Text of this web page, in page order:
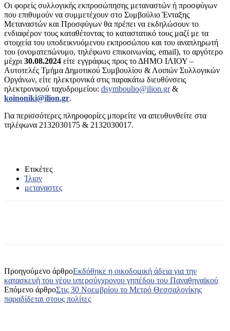
Οι φορείς συλλογικής εκπροσώπησης μεταναστών ή προσφύγων
που επιθυμούν να συμμετέχουν στο Συμβούλιο Ένταξης
Μεταναστών και Προσφύγων θα πρέπει να εκδηλώσουν το
ενδιαφέρον τους καταθέτοντας το καταστατικό τους μαζί με τα
στοιχεία του υποδεικνυόμενου εκπροσώπου και του αναπληρωτή
του (ονοματεπώνυμο, τηλέφωνο επικοινωνίας, email), το αργότερο
μέχρι 30.08.2024 είτε εγγράφως προς το ΔΗΜΟ ΙΛΙΟΥ –
Αυτοτελές Τμήμα Δημοτικού Συμβουλίου & Λοιπών Συλλογικών
Οργάνων, είτε ηλεκτρονικά στις παρακάτω διευθύνσεις
ηλεκτρονικού ταχυδρομείου: dsymboulio@ilion.gr&
koinoniki@ilion.gr.
Για περισσότερες πληροφορίες μπορείτε να απευθυνθείτε στα
τηλέφωνα 2132030175 & 2132030017.
Ετικέτες
Ίλιον
μεταναστες
Προηγούμενο άρθροΕκδόθηκε η οικοδομική άδεια για την
κατασκευή του νέου υπερσύγχρονου γηπέδου του Παναθηναϊκού
Επόμενο άρθροΣτις 30 Νοεμβρίου το Μετρό Θεσσαλονίκης
παραδίδεται στους πολίτες